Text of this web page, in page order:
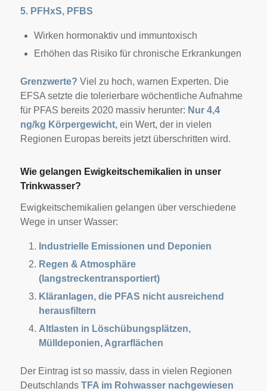
5. PFHxS, PFBS
Wirken hormonaktiv und immuntoxisch
Erhöhen das Risiko für chronische Erkrankungen
Grenzwerte? Viel zu hoch, warnen Experten. Die
EFSA setzte die tolerierbare wöchentliche Aufnahme
für PFAS bereits 2020 massiv herunter: Nur 4,4
ng/kg Körpergewicht, ein Wert, der in vielen
Regionen Europas bereits jetzt überschritten wird.
Wie gelangen Ewigkeitschemikalien in unser
Trinkwasser?
Ewigkeitschemikalien gelangen über verschiedene
Wege in unser Wasser:
Industrielle Emissionen und Deponien
Regen & Atmosphäre
(langstreckentransportiert)
Kläranlagen, die PFAS nicht ausreichend
herausfiltern
Altlasten in Löschübungsplätzen,
Mülldeponien, Agrarflächen
Der Eintrag ist so massiv, dass in vielen Regionen
Deutschlands TFA im Rohwasser nachgewiesen